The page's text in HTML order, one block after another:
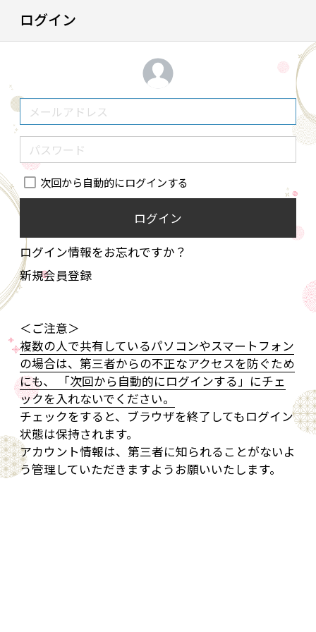
ログイン
次回から自動的にログインする
ログイン
ログイン情報をお忘れですか？
新規会員登録
＜ご注意＞
複数の人で共有しているパソコンやスマートフォン
の場合は、第三者からの不正なアクセスを防ぐため
にも、 「次回から自動的にログインする」にチェ
ックを入れないでください。
チェックをすると、ブラウザを終了してもログイン
状態は保持されます。
アカウント情報は、第三者に知られることがないよ
う管理していただきますようお願いいたします。